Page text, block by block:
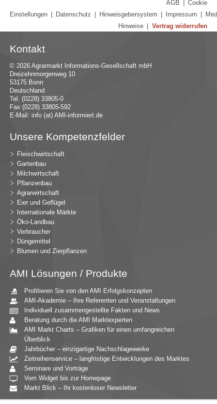
AGB
Cookie
Einstellungen
Datenschutz Hinweisgebersystem Impressum
Hinweise
Vertrag widerrufen
Kontakt
© 2026 Agrarmarkt Informations-Gesellschaft mbH
Dreizehnmorgenweg 10
53175 Bonn
Deutschland
Tel. (0228) 33805-0
Fax (0228) 33805-592
E-Mail: info (at) AMI-informiert.de
Unsere Kompetenzfelder
Fleischwirtschaft
Gartenbau
Milchwirtschaft
Pflanzenbau
Agrarwirtschaft
Eier und Geflügel
Internationale Märkte
Öko-Landbau
Verbraucher
Düngemittel
Blumen und Zierpflanzen
AMI Lösungen / Produkte
Profitieren Sie von den AMI Erfolgskonzepten
AMI-Akademie – Ihre Referenten und Veranstaltungen
Individuell zusammengestellte Fakten und News
Beratung durch die AMI Marktexperten
AMI Markt Charts – Grafiken für einen umfangreichen
Überblick
Jahrbücher – einzigartige Nachschlagewerke
Zeitreihenservice – langfristige Entwicklungen des Marktes
Seminare und Vorträge
Vom Widget bis zur Homepage
Markt Blick – Ihr kostenloser Newsletter